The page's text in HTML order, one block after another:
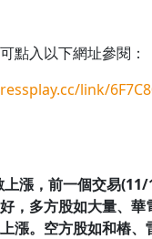
點入以下網址參閱：
link/
漲，前一個交易
，多方股如大量、華
漲。空方股如和樁、